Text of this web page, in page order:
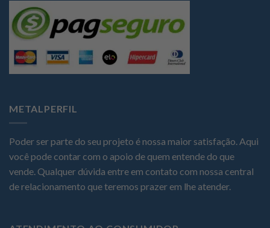
METALPERFIL
Poder ser parte do seu projeto é nossa maior satisfação. Aqui
você pode contar com o apoio de quem entende do que
vende. Qualquer dúvida entre em contato com nossa central
de relacionamento que teremos prazer em lhe atender.